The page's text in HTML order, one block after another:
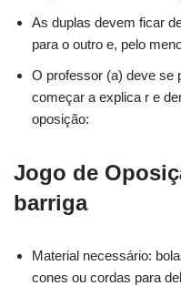
As duplas devem ficar
para o outro e, pelo
O professor (a) deve se
começar a explica r e
oposição:
Jogo de
barriga
Material necessário:
cones ou cordas para